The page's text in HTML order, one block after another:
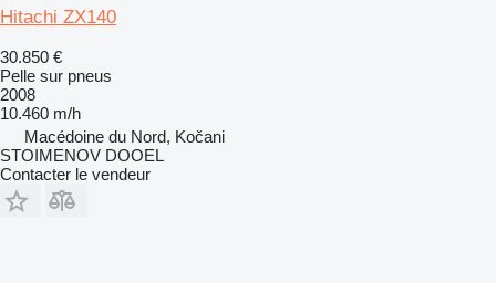
Hitachi ZX140
30.850 €
Pelle sur pneus
2008
10.460 m/h
Macédoine du Nord, Kočani
STOIMENOV DOOEL
Contacter le vendeur